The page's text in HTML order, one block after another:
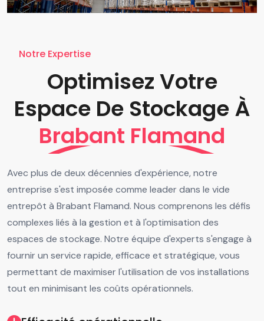
Notre Expertise
Optimisez Votre
Espace De Stockage À
Brabant Flamand
Avec plus de deux décennies d'expérience, notre
entreprise s'est imposée comme leader dans le vide
entrepôt à Brabant Flamand. Nous comprenons les défis
complexes liés à la gestion et à l'optimisation des
espaces de stockage. Notre équipe d'experts s'engage à
fournir un service rapide, efficace et stratégique, vous
permettant de maximiser l'utilisation de vos installations
tout en minimisant les coûts opérationnels.